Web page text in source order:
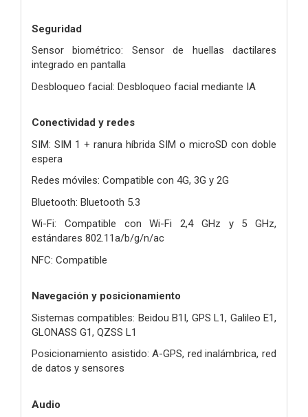
Seguridad
Sensor biométrico: Sensor de huellas dactilares
integrado en pantalla
Desbloqueo facial: Desbloqueo facial mediante IA
Conectividad y redes
SIM: SIM 1 + ranura híbrida SIM o microSD con doble
espera
Redes móviles: Compatible con 4G, 3G y 2G
Bluetooth: Bluetooth 5.3
Wi-Fi: Compatible con Wi-Fi 2,4 GHz y 5 GHz,
estándares 802.11a/b/g/n/ac
NFC: Compatible
Navegación y posicionamiento
Sistemas compatibles: Beidou B1I, GPS L1, Galileo E1,
GLONASS G1, QZSS L1
Posicionamiento asistido: A-GPS, red inalámbrica, red
de datos y sensores
Audio